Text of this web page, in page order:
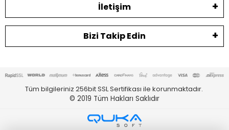
İletişim
Bizi Takip Edin
Tüm bilgileriniz 256bit SSL Sertifikası ile korunmaktadır.
© 2019 Tüm Hakları Saklıdır